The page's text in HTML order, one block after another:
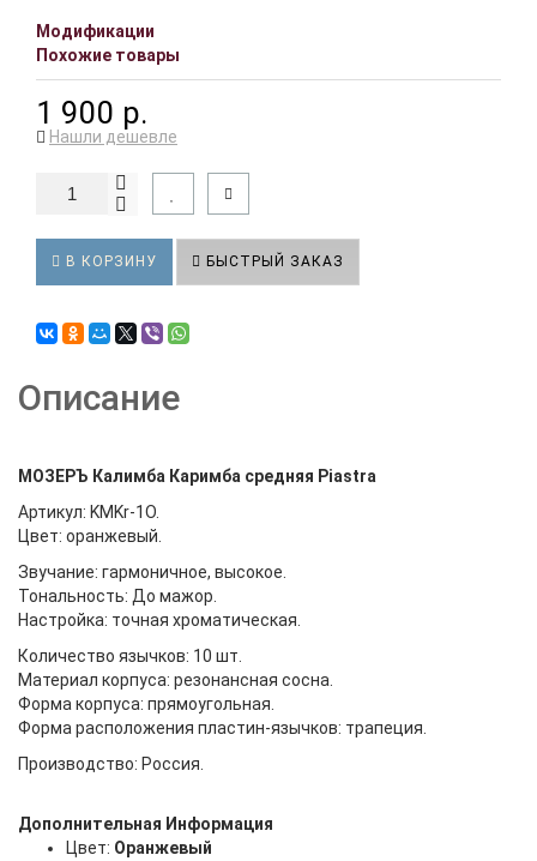
Модификации
Похожие товары
1 900 р.
Нашли дешевле
В КОРЗИНУ БЫСТРЫЙ ЗАКАЗ
Описание
МОЗЕРЪ Калимба Каримба средняя Piastra
Артикул: KMKr-1О.
Цвет: оранжевый.
Звучание: гармоничное, высокое.
Тональность: До мажор.
Настройка: точная хроматическая.
Количество язычков: 10 шт.
Материал корпуса: резонансная сосна.
Форма корпуса: прямоугольная.
Форма расположения пластин-язычков: трапеция.
Производство: Россия.
Дополнительная Информация
Цвет: Оранжевый